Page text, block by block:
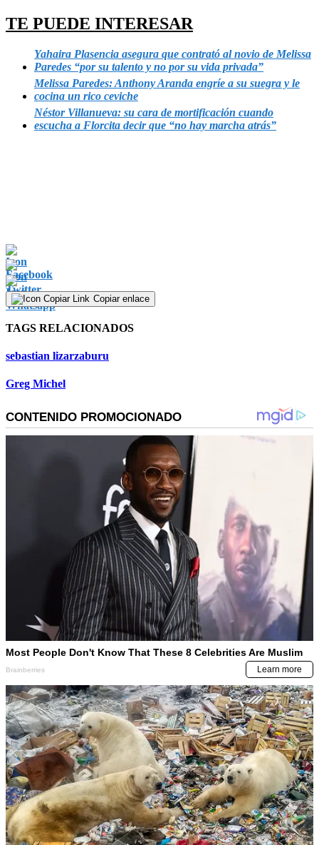
TE PUEDE INTERESAR
Yahaira Plasencia asegura que contrató al novio de Melissa
Paredes “por su talento y no por su vida privada”
Melissa Paredes: Anthony Aranda engríe a su suegra y le
cocina un rico ceviche
Néstor Villanueva: su cara de mortificación cuando
escucha a Florcita decir que “no hay marcha atrás”
Copiar enlace
TAGS RELACIONADOS
sebastian lizarzaburu
Greg Michel